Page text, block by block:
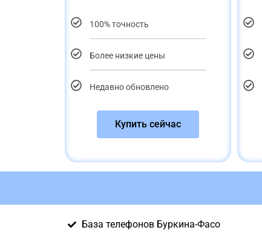
100% точность
Более низкие цены
Недавно обновлено
Купить сейчас
База телефонов Буркина-Фасо